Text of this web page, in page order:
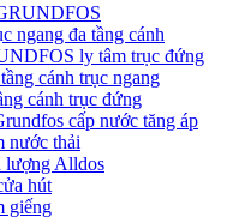
ngang đa tầng cánh
ly tâm trục đứng
cánh trục ngang
cánh trục đứng
cấp nước tăng áp
nước thải
lượng Alldos
hút
giếng